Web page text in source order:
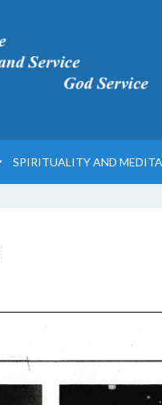
SPIRITUALITY AND